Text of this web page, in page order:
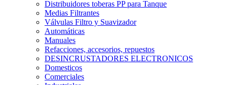
Distribuidores toberas PP para Tanque
Medias Filtrantes
Válvulas Filtro y Suavizador
Automáticas
Manuales
Refacciones, accesorios, repuestos
DESINCRUSTADORES ELECTRONICOS
Domesticos
Comerciales